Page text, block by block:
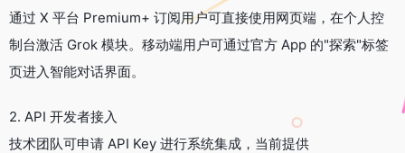
通过 X 平台 Premium+ 订阅用户可直接使用网页端，在个人控
制台激活 Grok 模块。移动端用户可通过官方 App 的"探索"标签
页进入智能对话界面。
2. API 开发者接入
技术团队可申请 API Key 进行系统集成，当前提供